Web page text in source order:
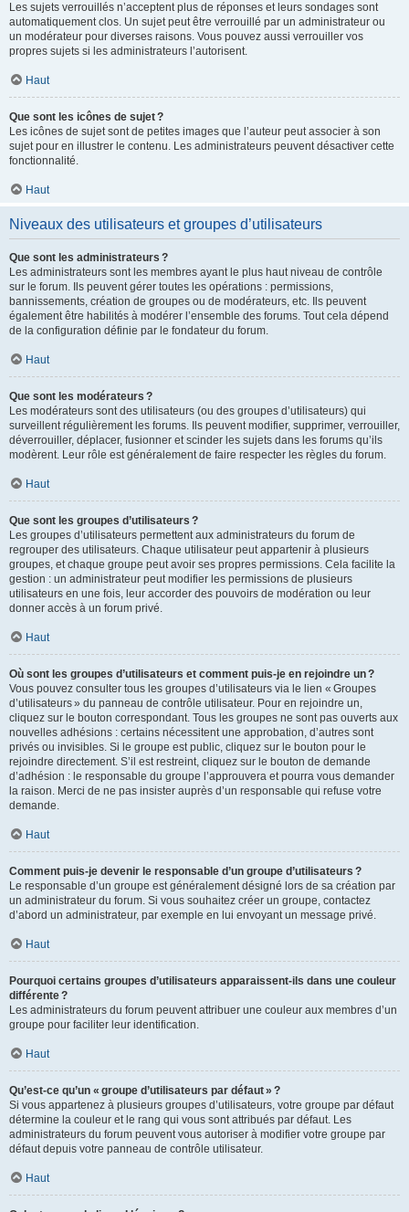
Les sujets verrouillés n’acceptent plus de réponses et leurs sondages sont
automatiquement clos. Un sujet peut être verrouillé par un administrateur ou
un modérateur pour diverses raisons. Vous pouvez aussi verrouiller vos
propres sujets si les administrateurs l’autorisent.
Haut
Que sont les icônes de sujet ?
Les icônes de sujet sont de petites images que l’auteur peut associer à son
sujet pour en illustrer le contenu. Les administrateurs peuvent désactiver cette
fonctionnalité.
Haut
Niveaux des utilisateurs et groupes d’utilisateurs
Que sont les administrateurs ?
Les administrateurs sont les membres ayant le plus haut niveau de contrôle
sur le forum. Ils peuvent gérer toutes les opérations : permissions,
bannissements, création de groupes ou de modérateurs, etc. Ils peuvent
également être habilités à modérer l’ensemble des forums. Tout cela dépend
de la configuration définie par le fondateur du forum.
Haut
Que sont les modérateurs ?
Les modérateurs sont des utilisateurs (ou des groupes d’utilisateurs) qui
surveillent régulièrement les forums. Ils peuvent modifier, supprimer, verrouiller,
déverrouiller, déplacer, fusionner et scinder les sujets dans les forums qu’ils
modèrent. Leur rôle est généralement de faire respecter les règles du forum.
Haut
Que sont les groupes d’utilisateurs ?
Les groupes d’utilisateurs permettent aux administrateurs du forum de
regrouper des utilisateurs. Chaque utilisateur peut appartenir à plusieurs
groupes, et chaque groupe peut avoir ses propres permissions. Cela facilite la
gestion : un administrateur peut modifier les permissions de plusieurs
utilisateurs en une fois, leur accorder des pouvoirs de modération ou leur
donner accès à un forum privé.
Haut
Où sont les groupes d’utilisateurs et comment puis-je en rejoindre un ?
Vous pouvez consulter tous les groupes d’utilisateurs via le lien « Groupes
d’utilisateurs » du panneau de contrôle utilisateur. Pour en rejoindre un,
cliquez sur le bouton correspondant. Tous les groupes ne sont pas ouverts aux
nouvelles adhésions : certains nécessitent une approbation, d’autres sont
privés ou invisibles. Si le groupe est public, cliquez sur le bouton pour le
rejoindre directement. S’il est restreint, cliquez sur le bouton de demande
d’adhésion : le responsable du groupe l’approuvera et pourra vous demander
la raison. Merci de ne pas insister auprès d’un responsable qui refuse votre
demande.
Haut
Comment puis-je devenir le responsable d’un groupe d’utilisateurs ?
Le responsable d’un groupe est généralement désigné lors de sa création par
un administrateur du forum. Si vous souhaitez créer un groupe, contactez
d’abord un administrateur, par exemple en lui envoyant un message privé.
Haut
Pourquoi certains groupes d’utilisateurs apparaissent-ils dans une couleur
différente ?
Les administrateurs du forum peuvent attribuer une couleur aux membres d’un
groupe pour faciliter leur identification.
Haut
Qu’est-ce qu’un « groupe d’utilisateurs par défaut » ?
Si vous appartenez à plusieurs groupes d’utilisateurs, votre groupe par défaut
détermine la couleur et le rang qui vous sont attribués par défaut. Les
administrateurs du forum peuvent vous autoriser à modifier votre groupe par
défaut depuis votre panneau de contrôle utilisateur.
Haut